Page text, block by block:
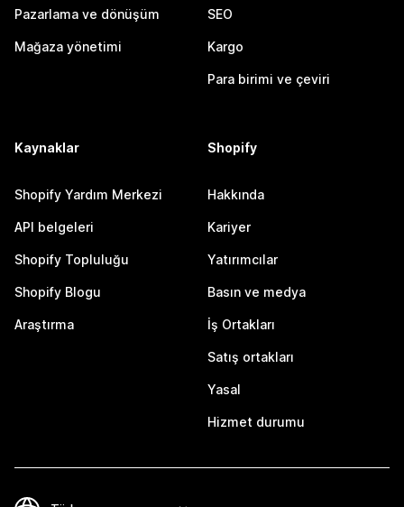
Pazarlama ve dönüşüm
Mağaza yönetimi
SEO
Kargo
Para birimi ve çeviri
Kaynaklar
Shopify Yardım Merkezi
API belgeleri
Shopify Topluluğu
Shopify Blogu
Araştırma
Shopify
Hakkında
Kariyer
Yatırımcılar
Basın ve medya
İş Ortakları
Satış ortakları
Yasal
Hizmet durumu